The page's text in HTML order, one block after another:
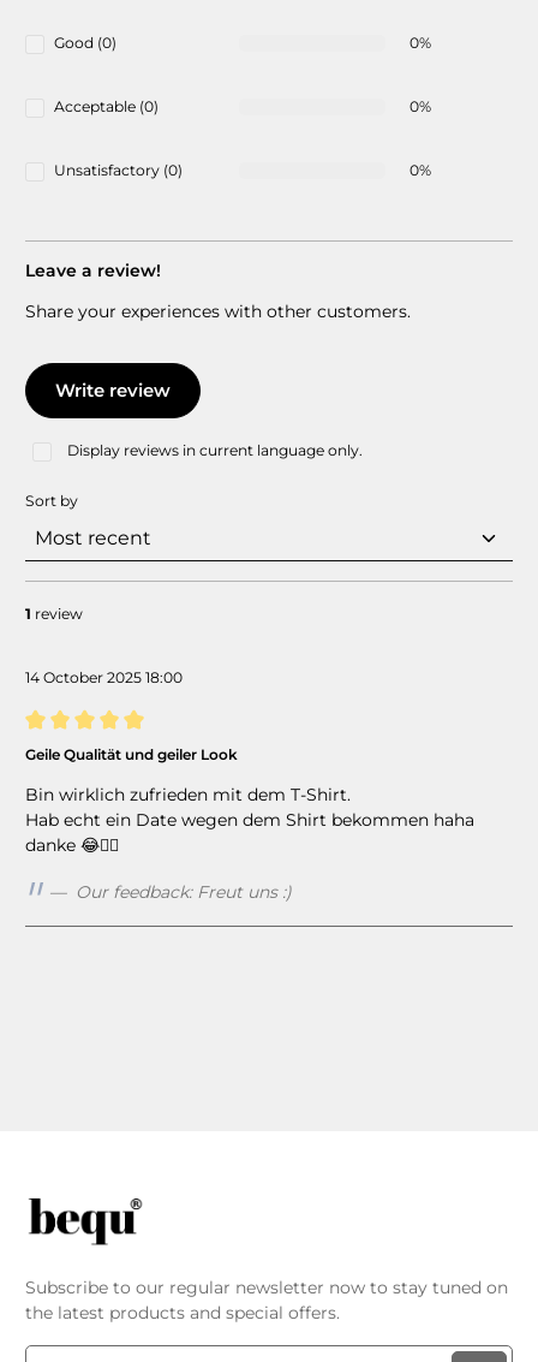
Good (0) 0%
Acceptable (0) 0%
Unsatisfactory (0) 0%
Leave a review!
Share your experiences with other customers.
Write review
Display reviews in current language only.
Sort by
1 review
14 October 2025 18:00
Review with rating of 5 out of 5 stars
Geile Qualität und geiler Look
Bin wirklich zufrieden mit dem T-Shirt.
Hab echt ein Date wegen dem Shirt bekommen haha
danke 😂👍🏻
Our feedback: Freut uns :)
Subscribe to our regular newsletter now to stay tuned on
the latest products and special offers.
Email address*